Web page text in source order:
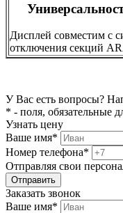
Дисплей совместим с
отключения секций
У Вас есть вопросы?
* - поля, обязательные
Узнать цену
Ваше имя*
Номер телефона*
Отправляя свои
Заказать звонок
Ваше имя*